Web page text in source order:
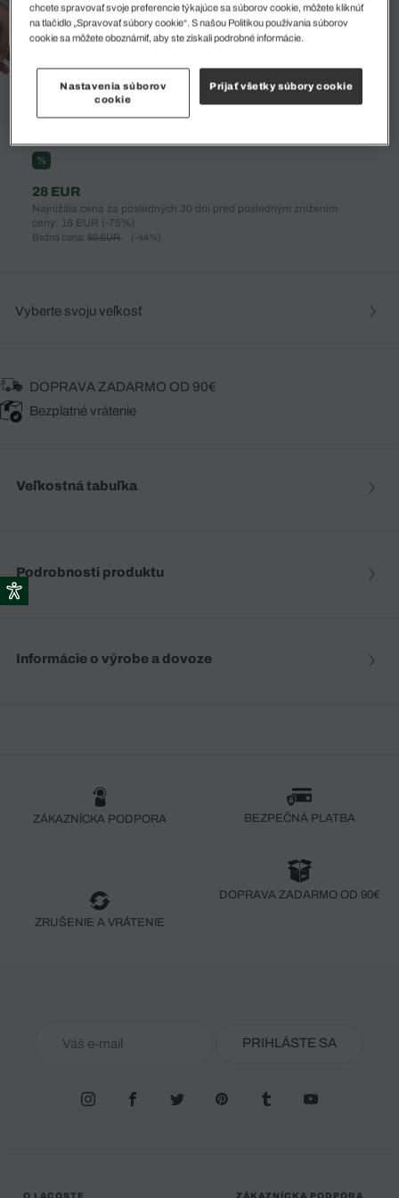
%
28 EUR
Najnižšia cena za posledných 30 dní pred posledným znížením
ceny: 16 EUR (-75%)
Bežná cena: 50 EUR (-44%)
Vyberte svoju veľkosť
DOPRAVA ZADARMO OD 90€
Bezplatné vrátenie
Veľkostná tabuľka
Podrobnosti produktu
Informácie o výrobe a dovoze
ZÁKAZNÍCKA PODPORA BEZPEČNÁ PLATBA
ZRUŠENIE A VRÁTENIE
DOPRAVA ZADARMO OD 90€
PRIHLÁSTE SA
O LACOSTE ZÁKAZNÍCKA PODPORA
chcete spravovať svoje preferencie týkajúce sa súborov cookie, môžete kliknúť
na tlačidlo „Spravovať súbory cookie“. S našou Politikou používania súborov
cookie sa môžete oboznámiť, aby ste získali podrobné informácie.
Nastavenia súborov
cookie
Prijať všetky súbory cookie